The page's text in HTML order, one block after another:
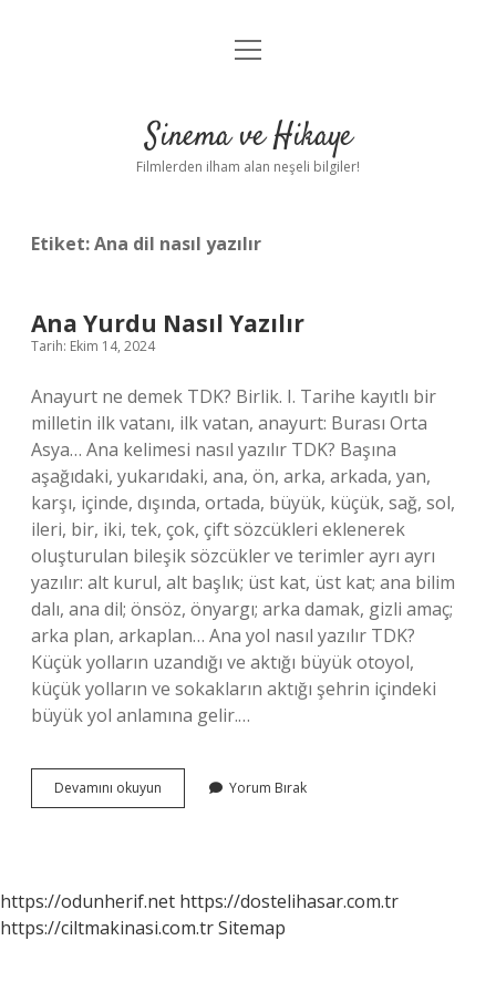
Gizlilik Politikası
Yasal Uyarı
menüyü
Sinema ve Hikaye
Filmlerden ilham alan neşeli bilgiler!
Etiket:Ana dil nasıl yazılır
Ana Yurdu Nasıl Yazılır
Tarih: Ekim 14, 2024
Anayurt ne demek TDK? Birlik. I. Tarihe kayıtlı bir
milletin ilk vatanı, ilk vatan, anayurt: Burası Orta
Asya… Ana kelimesi nasıl yazılır TDK? Başına
aşağıdaki, yukarıdaki, ana, ön, arka, arkada, yan,
karşı, içinde, dışında, ortada, büyük, küçük, sağ, sol,
ileri, bir, iki, tek, çok, çift sözcükleri eklenerek
oluşturulan bileşik sözcükler ve terimler ayrı ayrı
yazılır: alt kurul, alt başlık; üst kat, üst kat; ana bilim
dalı, ana dil; önsöz, önyargı; arka damak, gizli amaç;
arka plan, arkaplan… Ana yol nasıl yazılır TDK?
Küçük yolların uzandığı ve aktığı büyük otoyol,
küçük yolların ve sokakların aktığı şehrin içindeki
büyük yol anlamına gelir.…
Devamını okuyun
Yurdu
Yorum Bırak
https://odunherif.net https://dostelihasar.com.tr
https://ciltmakinasi.com.trSitemap